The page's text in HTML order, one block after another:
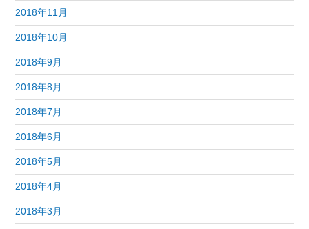
2018年11月
2018年10月
2018年9月
2018年8月
2018年7月
2018年6月
2018年5月
2018年4月
2018年3月